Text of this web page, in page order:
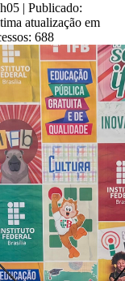
| Publicado:
atualização em
688